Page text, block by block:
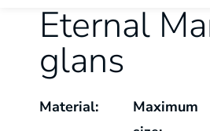
Eternal
glans
Material:
Maximum